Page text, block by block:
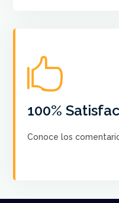

100%
Conoce los
No hay más
cursos ayudan a